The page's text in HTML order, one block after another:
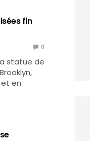
fin
0
statue de
et en